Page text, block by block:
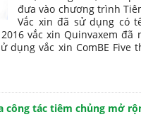
đưa vào chương trình
Vắc xin đã sử dụng có
vắc xin Quinvaxem
dụng vắc xin ComBE
công tác tiêm chủng mở